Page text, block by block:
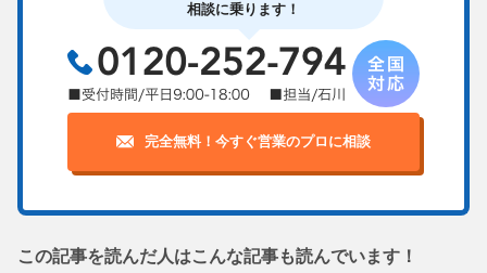
相談に乗ります！
完全無料！今すぐ営業のプロに相談
この記事を読んだ人はこんな記事も読んでいます！